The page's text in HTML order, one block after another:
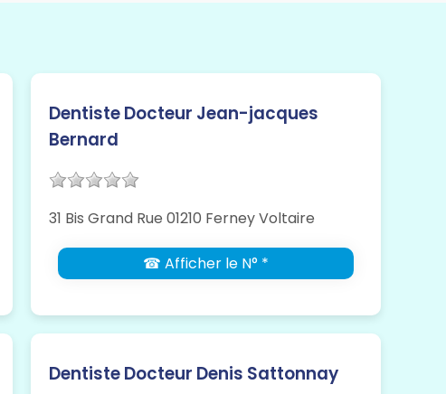
Dentiste Docteur Jean-jacques
Bernard
31 Bis Grand Rue 01210 Ferney Voltaire
☎ Afficher le N° *
Dentiste Docteur Denis Sattonnay